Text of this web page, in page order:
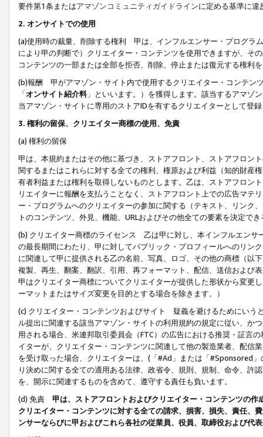
要件第1条またはアマゾンコミュニティガイドラインに定める基準に違
2. オンサイトでの使用
(a)使用時の裁量、削除する権利 甲は、インフルエンサー・プログラ
により甲の判断で）クリエイター・コンテンツを使用できますが、そ
コンテンツの一部または全部を拒否、削除、停止または復元する権利
(b)報酬 甲がアマゾン・サイト内で使用するクリエイター・コンテン
「オンサイト紹介料」といいます。）を獲得します。該当するアマゾ
当アマゾン・サイトに専用のストアIDを有するクリエイターとして登
3. 権利の留保、クリエイター商標の使用、免責
(a) 権利の留保
甲は、本規約またはその他に基づき、ストアフロント、ストアフロン
関するまたはこれらに対する全ての権利、権原および利益（知的財産
有者利益または権利を取得しないものとします。乙は、ストアフロン
リエイターに報酬を支払うことなく、ストアフロント上での広告マテ
ー・プログラムへのクリエイターの参加に関する（テキスト、リンク
トのコンテンツ、外見、機能、URLおよびその他全ての要素を決定で
(b) クリエイター商標のライセンス 乙は甲に対し、本インフルエンサ
の最長期間にわたり、甲に対してパブリック・プロフィールへのリン
に関連して甲に提供される乙の名前、写真、ロゴ、その他の商標（以
複製、再生、翻案、翻訳、引用、再フォーマット、配信、送信および
甲はクリエイター商標についてクリエイターが提供した形状から変更
ーマットまたはサイズ変更を目的とする場合を除きます。）
(c) クリエイター・コンテンツおよびサイト 疑義を避けるためにいう
ル提出に関連する該当アマゾン・サイトの利用規約の規定に従い、か
用される場合、米連邦取引委員会（FTC）の広告における推奨・証言
イターが、クリエイター・コンテンツに関連して他の製造業者、配信
を受け取った場合、クリエイターは、(「#Ad」または「#Sponsored
り決めに関する全ての適用ある法律、政省令、規則、規制、命令、許
を、開示に関連するものを含めて、遵守する責任も負います。
(d) 免責 甲は、ストアフロントおよびクリエイター・コンテンツの
クリエイター・コンテンツに対する全ての請求、損害、損失、責任、
ンサーならびに甲およびこれら各社の従業員、役員、取締役および代